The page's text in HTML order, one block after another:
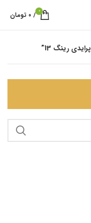
0
/ ۰ تومان
رینگ 13”